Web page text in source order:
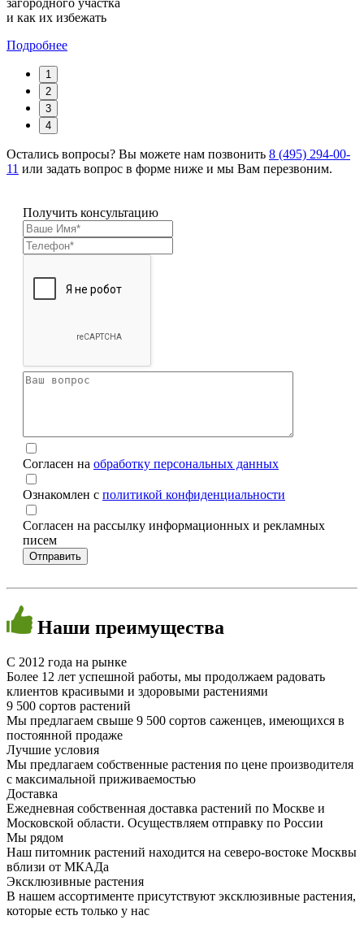
и как их избежать
Подробнее
1
2
3
4
Остались вопросы? Вы можете нам позвонить 8 (495) 294-00-
11 или задать вопрос в форме ниже и мы Вам перезвоним.
Получить консультацию
Согласен на обработку персональных данных
Ознакомлен с политикой конфиденциальности
Согласен на рассылку информационных и рекламных
писем
Наши преимущества
C 2012 года на рынке
Более 12 лет успешной работы, мы продолжаем радовать
клиентов красивыми и здоровыми растениями
9 500 сортов растений
Мы предлагаем свыше 9 500 сортов саженцев, имеющихся в
постоянной продаже
Лучшие условия
Мы предлагаем собственные растения по цене производителя
с максимальной приживаемостью
Доставка
Ежедневная собственная доставка растений по Москве и
Московской области. Осуществляем отправку по России
Мы рядом
Наш питомник растений находится на северо-востоке Москвы
вблизи от МКАДа
Эксклюзивные растения
В нашем ассортименте присутствуют эксклюзивные растения,
которые есть только у нас